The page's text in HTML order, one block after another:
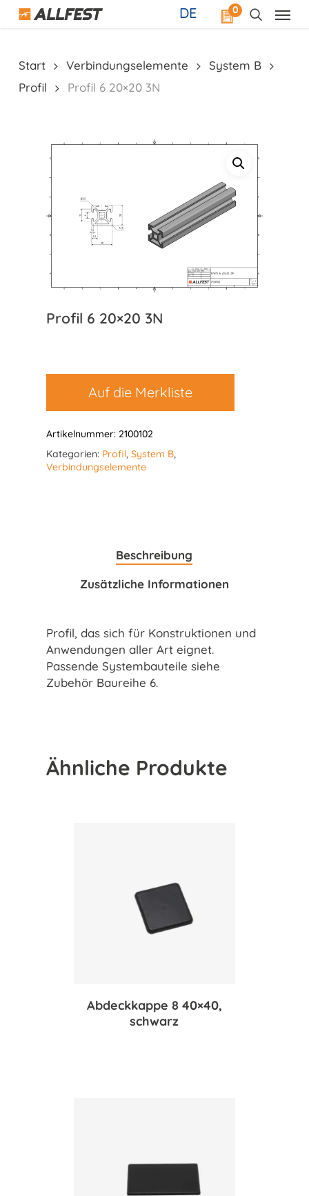
Skip
0
DE
Start Verbindungselemente
System B
Profil
Profil 6 20×20 3N
Profil 6 20×20 3N
Auf die Merkliste
Artikelnummer: 2100102
Kategorien: Profil, System B,
Verbindungselemente
Beschreibung
Zusätzliche Informationen
Profil, das sich für Konstruktionen und
Anwendungen aller Art eignet.
Passende Systembauteile siehe
Zubehör Baureihe 6.
Ähnliche Produkte
Abdeckkappe 8 40×40,
schwarz